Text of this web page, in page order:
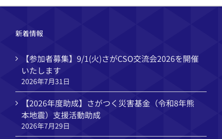
新着情報
【参加者募集】9/1(火)さがCSO交流会2026を開催
いたします
2026年7月31日
【2026年度助成】さがつく災害基金（令和8年熊
本地震）支援活動助成
2026年7月29日